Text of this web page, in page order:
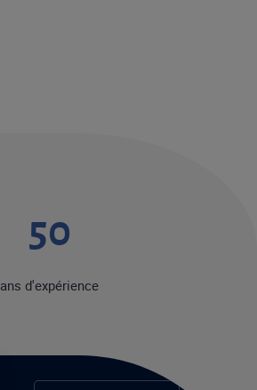
50
ans d'expérience